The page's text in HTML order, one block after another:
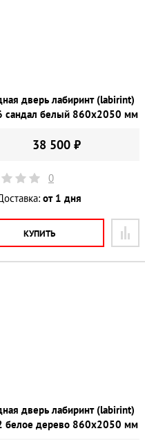
дверь лабиринт (labirint)
сандал белый 860х2050 мм
38 500 ₽
0
от 1 дня
КУПИТЬ
дверь лабиринт (labirint)
белое дерево 860х2050 мм